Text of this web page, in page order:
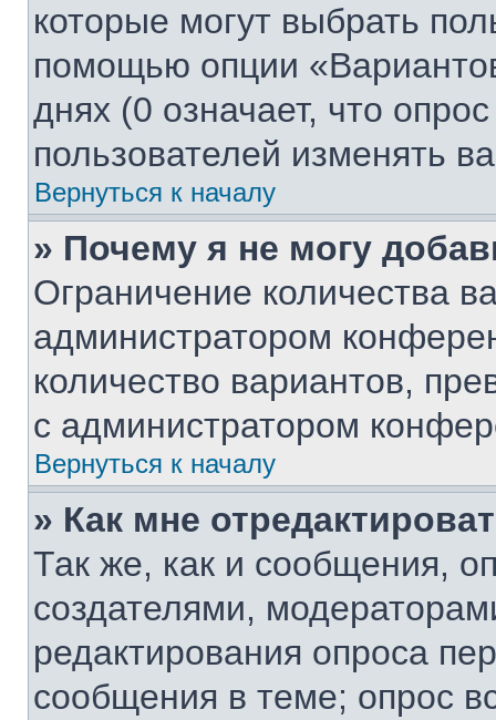
которые могут выбрать
помощью опции
днях (0 означает, что
пользователей изменять
Вернуться к началу
» Почему я не могу
Ограничение количества
администратором
количество вариантов,
с администратором
Вернуться к началу
» Как мне
Так же, как и сообщения,
создателями,
редактирования опроса
сообщения в теме; опрос